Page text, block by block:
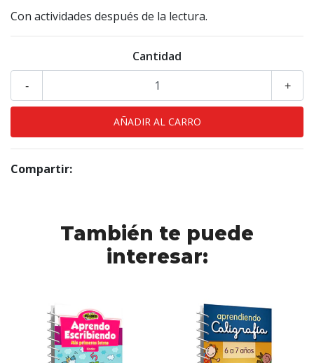
Con actividades después de la lectura.
Cantidad
+
-
Compartir:
También te puede
interesar: